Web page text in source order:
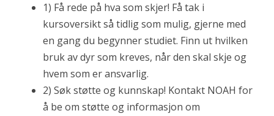
1) Få rede på hva som skjer! Få tak i
kursoversikt så tidlig som mulig, gjerne med
en gang du begynner studiet. Finn ut hvilken
bruk av dyr som kreves, når den skal skje og
hvem som er ansvarlig.
2) Søk støtte og kunnskap! Kontakt NOAH for
å be om støtte og informasjon om